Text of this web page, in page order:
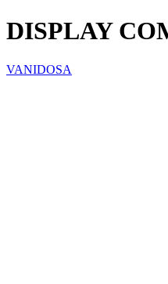
DISPLAY
VANIDOSA